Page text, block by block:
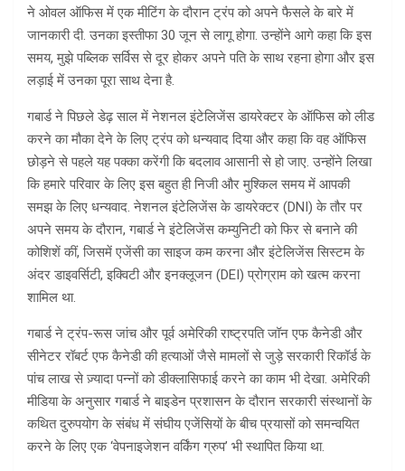
ने ओवल ऑफिस में एक मीटिंग के दौरान ट्रंप को अपने फैसले के बारे में
जानकारी दी. उनका इस्तीफा 30 जून से लागू होगा. उन्होंने आगे कहा कि इस
समय, मुझे पब्लिक सर्विस से दूर होकर अपने पति के साथ रहना होगा और इस
लड़ाई में उनका पूरा साथ देना है.
गबार्ड ने पिछले डेढ़ साल में नेशनल इंटेलिजेंस डायरेक्टर के ऑफिस को लीड
करने का मौका देने के लिए ट्रंप को धन्यवाद दिया और कहा कि वह ऑफिस
छोड़ने से पहले यह पक्का करेंगी कि बदलाव आसानी से हो जाए. उन्होंने लिखा
कि हमारे परिवार के लिए इस बहुत ही निजी और मुश्किल समय में आपकी
समझ के लिए धन्यवाद. नेशनल इंटेलिजेंस के डायरेक्टर (DNI) के तौर पर
अपने समय के दौरान, गबार्ड ने इंटेलिजेंस कम्युनिटी को फिर से बनाने की
कोशिशें कीं, जिसमें एजेंसी का साइज कम करना और इंटेलिजेंस सिस्टम के
अंदर डाइवर्सिटी, इक्विटी और इनक्लूजन (DEI) प्रोग्राम को खत्म करना
शामिल था.
गबार्ड ने ट्रंप-रूस जांच और पूर्व अमेरिकी राष्ट्रपति जॉन एफ कैनेडी और
सीनेटर रॉबर्ट एफ कैनेडी की हत्याओं जैसे मामलों से जुड़े सरकारी रिकॉर्ड के
पांच लाख से ज़्यादा पन्नों को डीक्लासिफाई करने का काम भी देखा. अमेरिकी
मीडिया के अनुसार गबार्ड ने बाइडेन प्रशासन के दौरान सरकारी संस्थानों के
कथित दुरुपयोग के संबंध में संघीय एजेंसियों के बीच प्रयासों को समन्वयित
करने के लिए एक ‘वेपनाइजेशन वर्किंग ग्रुप’ भी स्थापित किया था.